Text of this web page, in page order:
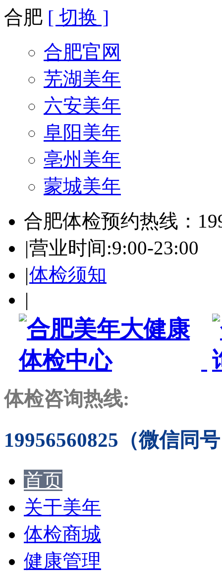
合肥 [ 切换 ]
合肥官网
芜湖美年
六安美年
阜阳美年
亳州美年
蒙城美年
合肥体检预约热线：
|营业时间:9:00-23:00
|体检须知
|
体检咨询热线:
19956560825（微信同
首页
关于美年
体检商城
健康管理